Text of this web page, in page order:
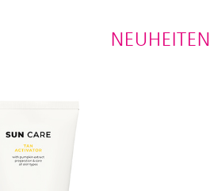
NEUHEITEN